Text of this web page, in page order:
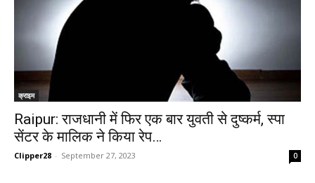
क्राइम
Raipur: राजधानी में फिर एक बार युवती से दुष्कर्म, स्पा
सेंटर के मालिक ने किया रेप…
Clipper28 - September 27, 2023 0